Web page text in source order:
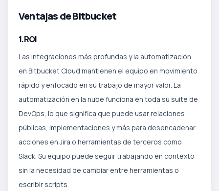
Ventajas de Bitbucket
1.ROI
Las integraciones más profundas y la automatización
en Bitbucket Cloud mantienen el equipo en movimiento
rápido y enfocado en su trabajo de mayor valor. La
automatización en la nube funciona en toda su suite de
DevOps, lo que significa que puede usar relaciones
públicas, implementaciones y más para desencadenar
acciones en Jira o herramientas de terceros como
Slack. Su equipo puede seguir trabajando en contexto
sin la necesidad de cambiar entre herramientas o
escribir scripts.